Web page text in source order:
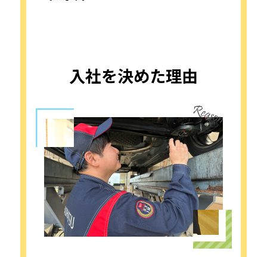
入社を決めた理由